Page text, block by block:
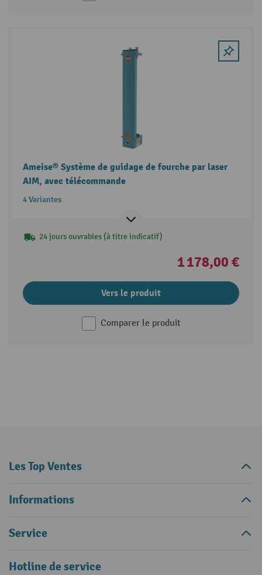
Ameise® Système de guidage de fourche par laser
AIM, avec télécommande
4 Variantes
24 jours ouvrables (à titre indicatif)
1 178,00 €
Vers le produit
Comparer le produit
Les Top Ventes
Informations
Service
Hotline de service